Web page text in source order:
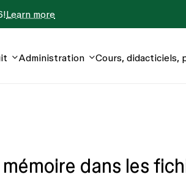
Learn more
Administration Cours, didacticiels,
dans les